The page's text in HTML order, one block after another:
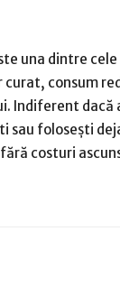
una dintre cele
consum
Indiferent
sau folosești
costuri